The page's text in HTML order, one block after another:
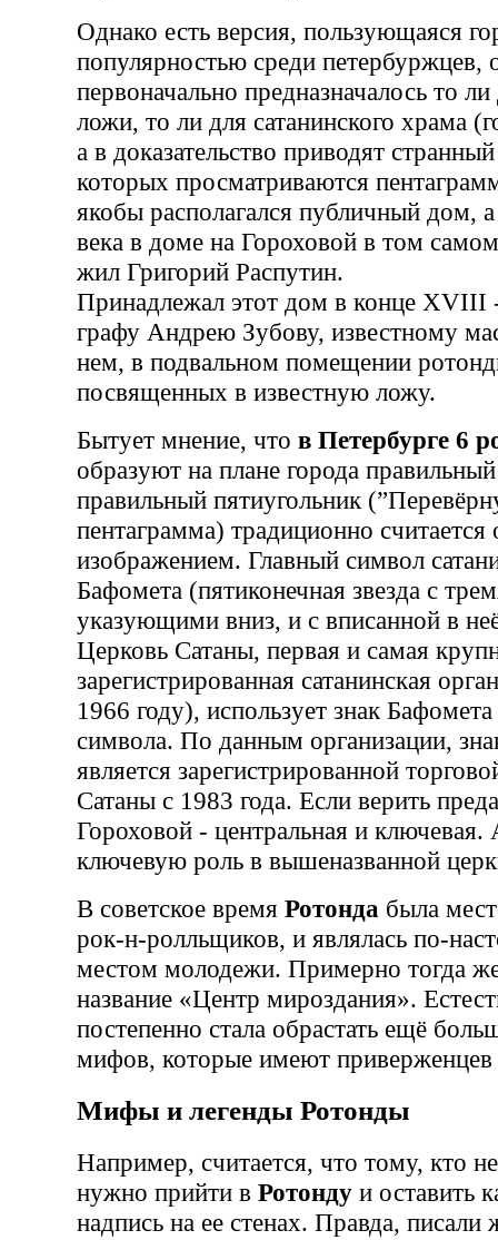
Однако есть версия, пользующаяся
популярностью среди петербуржцев,
первоначально предназначалось то
ложи, то ли для сатанинского храма
а в доказательство приводят
которых просматриваются
якобы располагался публичный дом,
века в доме на Гороховой в том
жил Григорий Распутин.
Принадлежал этот дом в конце XVIII
графу Андрею Зубову, известному
нем, в подвальном помещении
посвященных в известную ложу.
Бытует мнение, что в Петербурге 6
образуют на плане города
правильный пятиугольник
пентаграмма) традиционно считается
изображением. Главный символ
Бафомета (пятиконечная звезда с
указующими вниз, и с вписанной в
Церковь Сатаны, первая и самая
зарегистрированная сатанинская
1966 году), использует знак Бафомета
символа. По данным организации,
является зарегистрированной
Сатаны с 1983 года. Если верить
Гороховой - центральная и ключевая.
ключевую роль в вышеназванной
В советское время Ротонда была
рок-н-ролльщиков, и являлась по-
местом молодежи. Примерно тогда
название «Центр мироздания».
постепенно стала обрастать ещё
мифов, которые имеют приверженцев
Мифы и легенды Ротонды
Например, считается, что тому, кто
нужно прийти в Ротонду и оставить
надпись на ее стенах. Правда, писали